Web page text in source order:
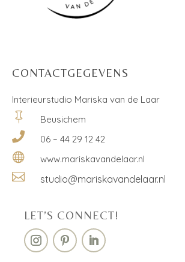
CONTACTGEGEVENS
Interieurstudio Mariska van de Laar
 Beusichem
 06 – 44 29 12 42
 www.mariskavandelaar.nl
 studio@mariskavandelaar.nl
LET’S CONNECT!